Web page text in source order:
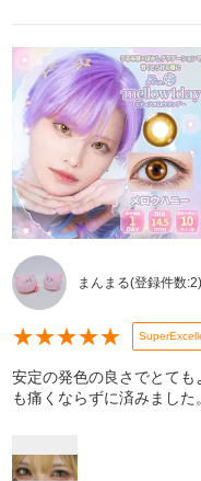
まんまる(登録件数:2)
★★★★★
安定の発色の良さでとて
も痛くならずに済みました